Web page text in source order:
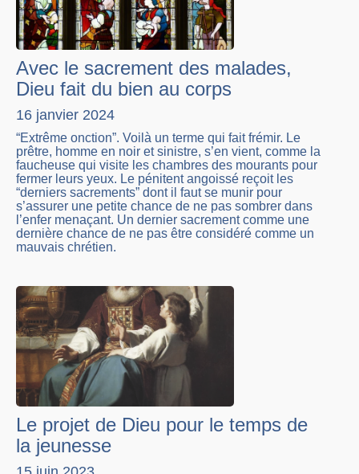
Avec le sacrement des malades,
Dieu fait du bien au corps
16 janvier 2024
“Extrême onction”. Voilà un terme qui fait frémir. Le
prêtre, homme en noir et sinistre, s’en vient, comme la
faucheuse qui visite les chambres des mourants pour
fermer leurs yeux. Le pénitent angoissé reçoit les
“derniers sacrements” dont il faut se munir pour
s’assurer une petite chance de ne pas sombrer dans
l’enfer menaçant. Un dernier sacrement comme une
dernière chance de ne pas être considéré comme un
mauvais chrétien.
Le projet de Dieu pour le temps de
la jeunesse